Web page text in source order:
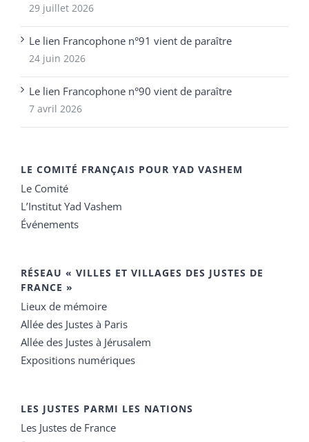
29 juillet 2026
Le lien Francophone n°91 vient de paraître
24 juin 2026
Le lien Francophone n°90 vient de paraître
7 avril 2026
LE COMITÉ FRANÇAIS POUR YAD VASHEM
Le Comité
L’Institut Yad Vashem
Événements
RÉSEAU « VILLES ET VILLAGES DES JUSTES DE
FRANCE »
Lieux de mémoire
Allée des Justes à Paris
Allée des Justes à Jérusalem
Expositions numériques
LES JUSTES PARMI LES NATIONS
Les Justes de France